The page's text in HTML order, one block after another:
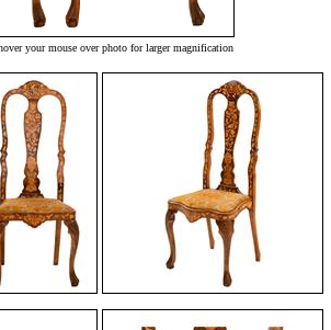
your mouse over photo for larger magnification